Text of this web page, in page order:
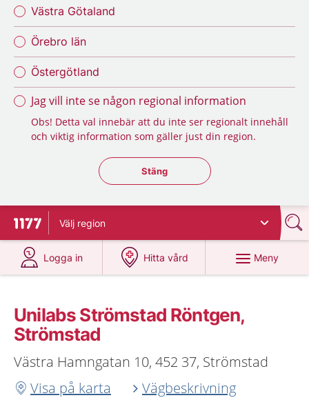
Västra Götaland
Örebro län
Östergötland
Jag vill inte se någon regional information
Obs! Detta val innebär att du inte ser regionalt innehåll
och viktig information som gäller just din region.
Stäng regionsväljaren
Stäng
Till startsidan för 1177
Välj region
Logga in
på 1177.se
Hitta vård
på 1177.se
Meny
Unilabs Strömstad Röntgen,
Strömstad
Västra Hamngatan 10, 452 37, Strömstad
Visa på karta
Vägbeskrivning